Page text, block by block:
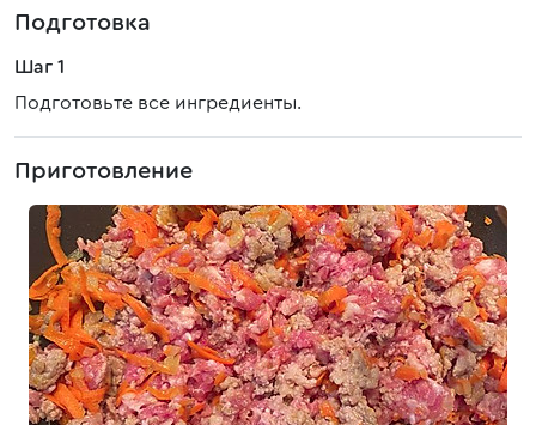
Подготовка
Шаг 1
Подготовьте все ингредиенты.
Приготовление